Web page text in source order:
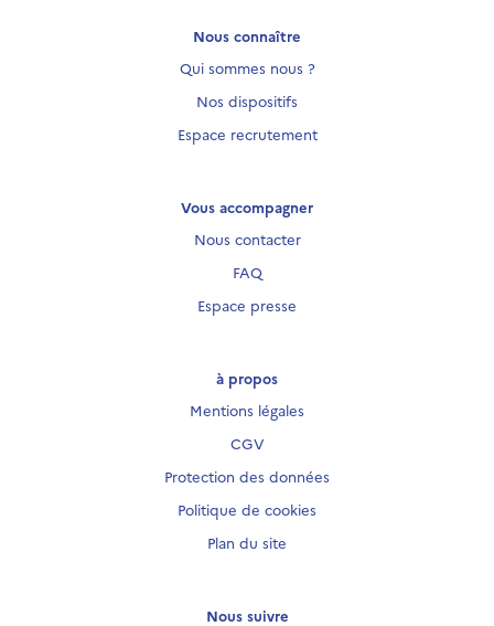
Nous connaître
Qui sommes nous ?
Nos dispositifs
Espace recrutement
Vous accompagner
Nous contacter
FAQ
Espace presse
à propos
Mentions légales
CGV
Protection des données
Politique de cookies
Plan du site
Nous suivre